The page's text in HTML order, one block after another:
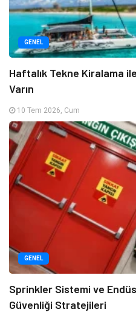
GENEL
Haftalık Tekne Kiralama
Varın
10 Tem 2026, Cum
GENEL
Sprinkler Sistemi ve
Güvenliği Stratejileri